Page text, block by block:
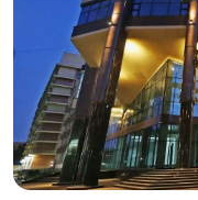
Giáo dục thể chất
Giáo dục và sư phạm
Giáo dục đặc biệt